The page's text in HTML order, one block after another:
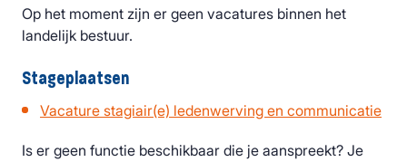
Op het moment zijn er geen vacatures binnen het
landelijk bestuur.
Stageplaatsen
Vacature stagiair(e) ledenwerving en communicatie
Is er geen functie beschikbaar die je aanspreekt? Je